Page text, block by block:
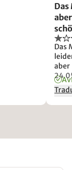
ein
Das
aber
der